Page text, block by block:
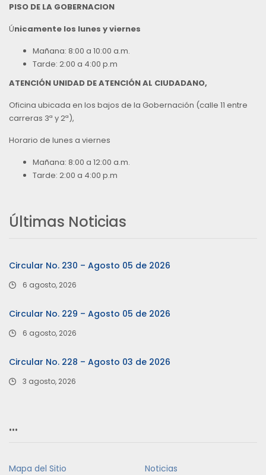
PISO DE LA GOBERNACION
Únicamente los lunes y viernes
Mañana: 8:00 a 10:00 a.m.
Tarde: 2:00 a 4:00 p.m
ATENCIÓN UNIDAD DE ATENCIÓN AL CIUDADANO,
Oficina ubicada en los bajos de la Gobernación (calle 11 entre
carreras 3ª y 2ª),
Horario de lunes a viernes
Mañana: 8:00 a 12:00 a.m.
Tarde: 2:00 a 4:00 p.m
Últimas Noticias
Circular No. 230 – Agosto 05 de 2026
6 agosto, 2026
Circular No. 229 – Agosto 05 de 2026
6 agosto, 2026
Circular No. 228 – Agosto 03 de 2026
3 agosto, 2026
…
Mapa del Sitio Noticias